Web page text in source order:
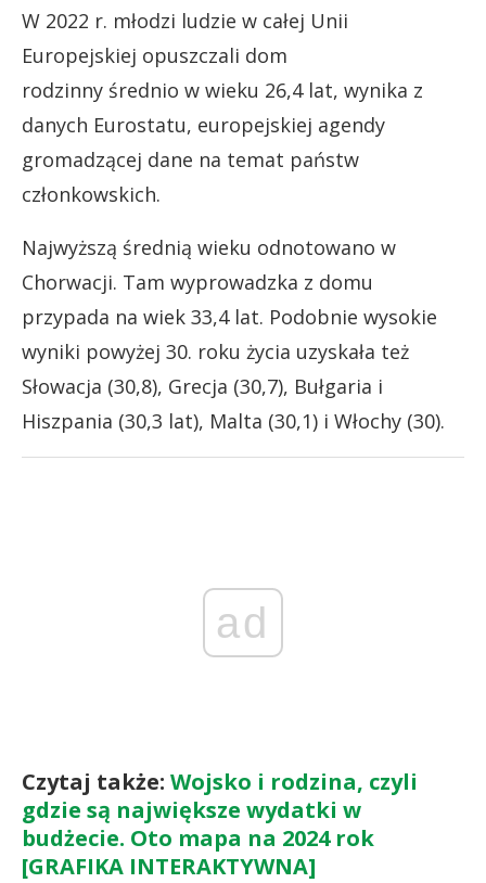
W 2022 r. młodzi ludzie w całej Unii
Europejskiej opuszczali dom
rodzinny średnio w wieku 26,4 lat, wynika z
danych Eurostatu, europejskiej agendy
gromadzącej dane na temat państw
członkowskich.
Najwyższą średnią wieku odnotowano w
Chorwacji. Tam wyprowadzka z domu
przypada na wiek 33,4 lat. Podobnie wysokie
wyniki powyżej 30. roku życia uzyskała też
Słowacja (30,8), Grecja (30,7), Bułgaria i
Hiszpania (30,3 lat), Malta (30,1) i Włochy (30).
ad
Czytaj także: Wojsko i rodzina, czyli
gdzie są największe wydatki w
budżecie. Oto mapa na 2024 rok
[GRAFIKA INTERAKTYWNA]